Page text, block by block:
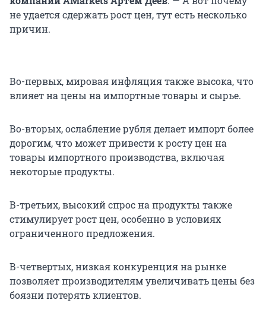
не удается сдержать рост цен, тут есть несколько
причин.
Во-первых, мировая инфляция также высока, что
влияет на цены на импортные товары и сырье.
Во-вторых, ослабление рубля делает импорт более
дорогим, что может привести к росту цен на
товары импортного производства, включая
некоторые продукты.
В-третьих, высокий спрос на продукты также
стимулирует рост цен, особенно в условиях
ограниченного предложения.
В-четвертых, низкая конкуренция на рынке
позволяет производителям увеличивать цены без
боязни потерять клиентов.